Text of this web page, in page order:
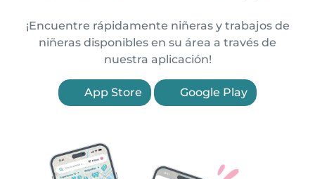
¡Encuentre rápidamente niñeras y trabajos de
niñeras disponibles en su área a través de
nuestra aplicación!
App Store Google Play